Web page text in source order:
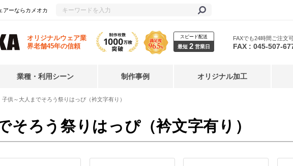
アーならカメオカ
オリジナルウェア業
界老舗45年の信頼
スピード配送
最短 2 営業日
FAXでも24時間ご注文
FAX : 045-507-
業種・利用シーン 制作事例 オリジナル加工
子供～大人までそろう祭りはっぴ（衿文字有り）
そろう祭りはっぴ（衿文字有り）